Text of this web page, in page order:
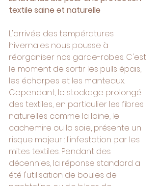
textile saine et naturelle
L'arrivée des températures
hivernales nous pousse à
réorganiser nos garde-robes. C'est
le moment de sortir les pulls épais,
les écharpes et les manteaux.
Cependant, le stockage prolongé
des textiles, en particulier les fibres
naturelles comme la laine, le
cachemire ou la soie, présente un
risque majeur : l'infestation par les
mites textiles. Pendant des
décennies, la réponse standard a
été l'utilisation de boules de